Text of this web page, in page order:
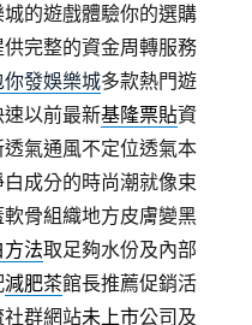
城的遊戲體驗你的選購
供完整的資金周轉服務
你發娛樂城多款熱門遊
以前最新基隆票貼資
氣通風不定位透氣本
成分的時尚潮就像束
骨組織地方皮膚變黑
方法取足夠水份及內部
減肥茶館長推薦促銷活
群網站未上市公司及